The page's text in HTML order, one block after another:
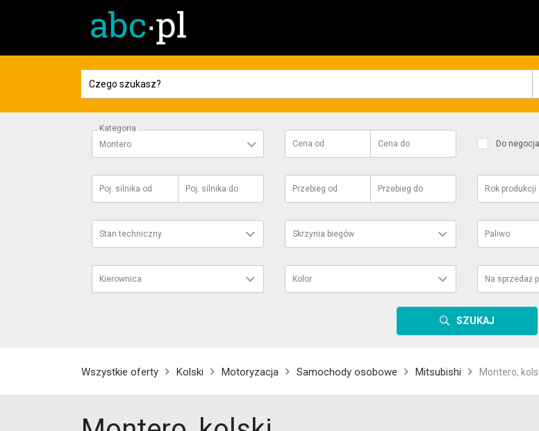
Kategoria
Montero
Cena od Cena do Do
Poj. silnika od Poj. silnika do Przebieg od Przebieg do Rok produkcji
Stan techniczny Skrzynia biegów Paliwo
Kierownica Kolor Na sprzedaż
SZUKAJ
Wszystkie oferty Kolski Motoryzacja Samochody osobowe Mitsubishi Montero,